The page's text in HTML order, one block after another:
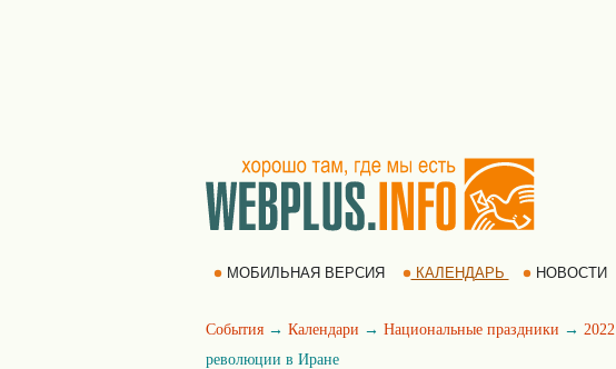
МОБИЛЬНАЯ ВЕРСИЯ КАЛЕНДАРЬ НОВОСТИ
События → Календари → Национальные праздники → 2022
революции в Иране